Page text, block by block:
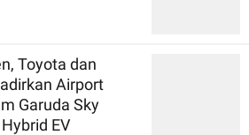
Toyota dan
Airport
Garuda Sky
EV